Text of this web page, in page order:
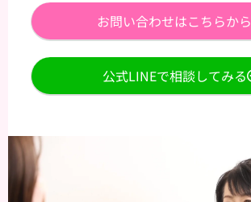
お問い合わせはこちらから
公式LINEで相談してみる